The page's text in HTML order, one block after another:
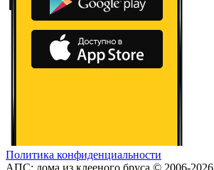
Политика конфиденциальности